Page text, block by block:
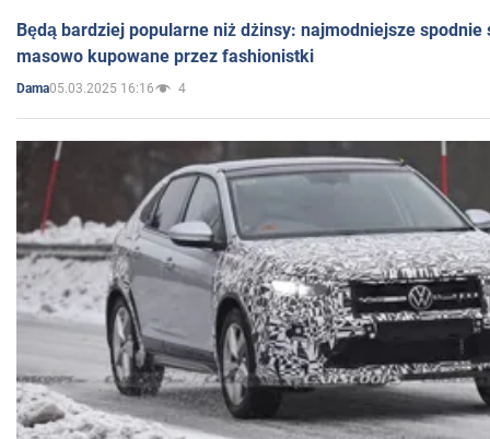
Będą bardziej popularne niż dżinsy: najmodniejsze spodnie
masowo kupowane przez fashionistki
Dama05.03.2025 16:16 4